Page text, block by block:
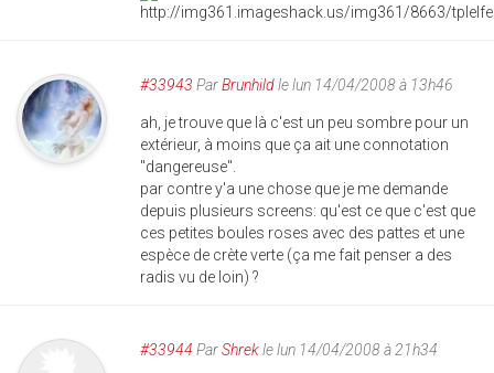
#33943 ParBrunhildle lun 14/04/2008 à 13h46
ah, je trouve que là c'est un peu sombre pour un
extérieur, à moins que ça ait une connotation
"dangereuse".
par contre y'a une chose que je me demande
depuis plusieurs screens: qu'est ce que c'est que
ces petites boules roses avec des pattes et une
espèce de crète verte (ça me fait penser a des
radis vu de loin) ?
#33944 ParShrekle lun 14/04/2008 à 21h34